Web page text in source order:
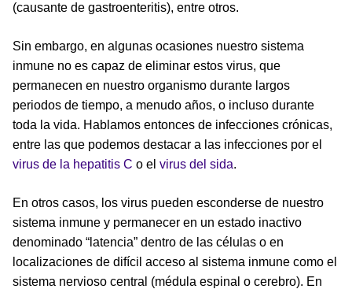
(causante de gastroenteritis), entre otros.
Sin embargo, en algunas ocasiones nuestro sistema
inmune no es capaz de eliminar estos virus, que
permanecen en nuestro organismo durante largos
periodos de tiempo, a menudo años, o incluso durante
toda la vida. Hablamos entonces de infecciones crónicas,
entre las que podemos destacar a las infecciones por el
virus de la hepatitis C o el virus del sida.
En otros casos, los virus pueden esconderse de nuestro
sistema inmune y permanecer en un estado inactivo
denominado “latencia” dentro de las células o en
localizaciones de difícil acceso al sistema inmune como el
sistema nervioso central (médula espinal o cerebro). En